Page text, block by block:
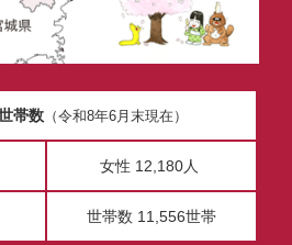
帯数（令和8年6月末現在）
女性 12,180人
世帯数 11,556世帯